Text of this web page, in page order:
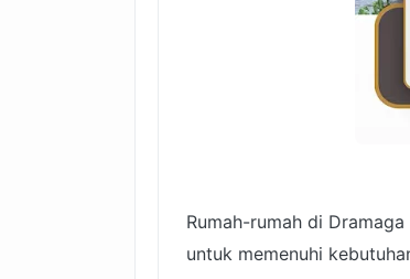
Rumah-rumah di
untuk memenuhi